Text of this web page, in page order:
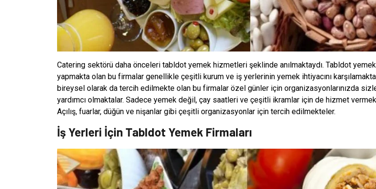
Catering sektörü daha önceleri tabldot yemek hizmetleri şeklinde anılmaktaydı. Tabldot
yapmakta olan bu firmalar genellikle çeşitli kurum ve iş yerlerinin yemek ihtiyacını
bireysel olarak da tercih edilmekte olan bu firmalar özel günler için organizasyonlarınızda
yardımcı olmaktalar. Sadece yemek değil, çay saatleri ve çeşitli ikramlar için de hizmet
Açılış, fuarlar, düğün ve nişanlar gibi çeşitli organizasyonlar için tercih edilmekteler.
İş Yerleri İçin Tabldot Yemek Firmaları